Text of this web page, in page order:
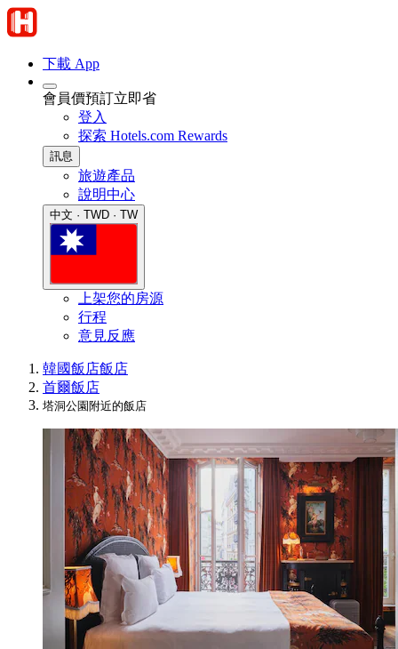
下載 App
會員價預訂立即省
登入
探索 Hotels.com Rewards
訊息
旅遊產品
說明中心
中文 · TWD · TW
上架您的房源
行程
意見反應
韓國飯店飯店
首爾飯店
塔洞公園附近的飯店